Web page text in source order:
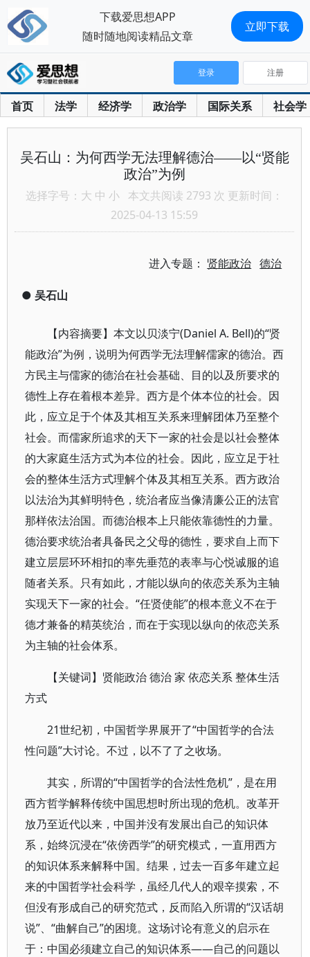
首页 法学 经济学 政治学 国际关系 社会学
登录 注册
吴石山：为何西学无法理解德治——以“贤能
政治”为例
选择字号： 大 中 小 本文共阅读 2793 次 更新时间：
2025-04-13 15:59
进入专题： 贤能政治 德治
● 吴石山
【内容摘要】本文以贝淡宁(Daniel A. Bell)的“贤
能政治”为例，说明为何西学无法理解儒家的德治。西
方民主与儒家的德治在社会基础、目的以及所要求的
德性上存在着根本差异。西方是个体本位的社会。因
此，应立足于个体及其相互关系来理解团体乃至整个
社会。而儒家所追求的天下一家的社会是以社会整体
的大家庭生活方式为本位的社会。因此，应立足于社
会的整体生活方式理解个体及其相互关系。西方政治
以法治为其鲜明特色，统治者应当像清廉公正的法官
那样依法治国。而德治根本上只能依靠德性的力量。
德治要求统治者具备民之父母的德性，要求自上而下
建立层层环环相扣的率先垂范的表率与心悦诚服的追
随者关系。只有如此，才能以纵向的依恋关系为主轴
实现天下一家的社会。“任贤使能”的根本意义不在于
德才兼备的精英统治，而在于实现以纵向的依恋关系
为主轴的社会体系。
【关键词】贤能政治 德治 家 依恋关系 整体生活
方式
21世纪初，中国哲学界展开了“中国哲学的合法
性问题”大讨论。不过，以不了了之收场。
其实，所谓的“中国哲学的合法性危机”，是在用
西方哲学解释传统中国思想时所出现的危机。改革开
放乃至近代以来，中国并没有发展出自己的知识体
系，始终沉浸在“依傍西学”的研究模式，一直用西方
的知识体系来解释中国。结果，过去一百多年建立起
来的中国哲学社会科学，虽经几代人的艰辛摸索，不
但没有形成自己的研究范式，反而陷入所谓的“汉话胡
说”、“曲解自己”的困境。这场讨论有意义的启示在
于：中国必须建立自己的知识体系——自己的问题以
下载爱思想APP
随时随地阅读精品文章
立即下载